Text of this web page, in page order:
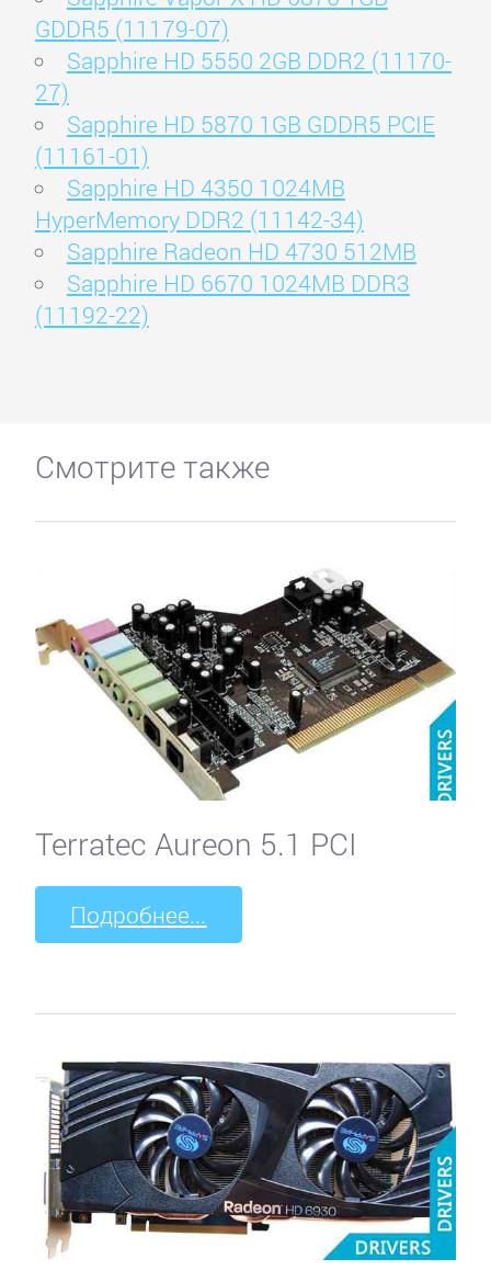
GDDR5 (11179-07)
Sapphire HD 5550 2GB DDR2 (11170-
27)
Sapphire HD 5870 1GB GDDR5 PCIE
(11161-01)
Sapphire HD 4350 1024MB
HyperMemory DDR2 (11142-34)
Sapphire Radeon HD 4730 512MB
Sapphire HD 6670 1024MB DDR3
(11192-22)
Смотрите также
Terratec Aureon 5.1 PCI
Подробнее...